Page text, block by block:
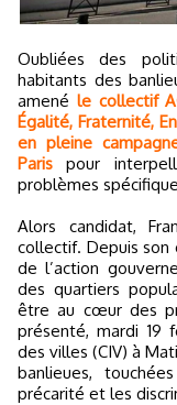
Oubliées des politiques. Ce sentiment est celui des
habitants des
amené le collectif
Égalité, Fraternité,
en pleine
Paris pour
problèmes
Alors candidat,
collectif. Depuis son
de l’action
des quartiers
être au cœur des
présenté, mardi 19
des villes (CIV) à
banlieues,
précarité et les